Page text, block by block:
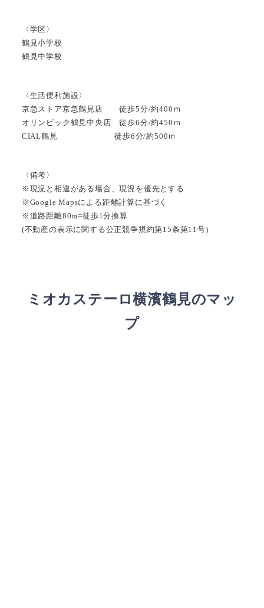
〈学区〉
鶴見小学校
鶴見中学校
〈生活便利施設〉
京急ストア京急鶴見店 徒歩5分/約400ｍ
オリンピック鶴見中央店 徒歩6分/約450ｍ
CIAL鶴見 徒歩6分/約500ｍ
〈備考〉
※現況と相違がある場合、現況を優先とする
※Google Mapsによる距離計算に基づく
※道路距離80m=徒歩1分換算
(不動産の表示に関する公正競争規約第15条第11号)
ミオカステーロ横濱鶴見のマッ
プ